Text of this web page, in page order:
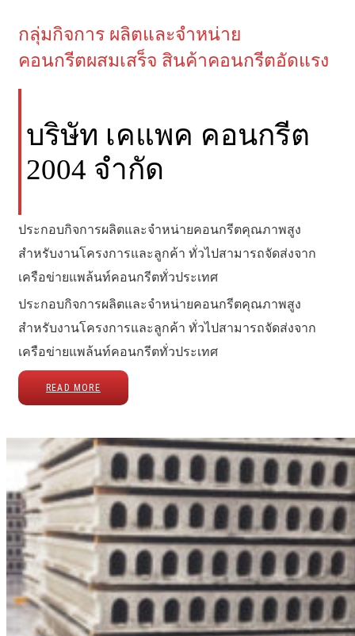
กลุ่มกิจการ ผลิตและจำหน่าย
คอนกรีตผสมเสร็จ สินค้าคอนกรีตอัดแรง
บริษัท เคแพค คอนกรีต
2004 จำกัด
ประกอบกิจการผลิตและจำหน่ายคอนกรีตคุณภาพสูง
สำหรับงานโครงการและลูกค้า ทั่วไปสามารถจัดส่งจาก
เครือข่ายแพล้นท์คอนกรีตทั่วประเทศ
ประกอบกิจการผลิตและจำหน่ายคอนกรีตคุณภาพสูง
สำหรับงานโครงการและลูกค้า ทั่วไปสามารถจัดส่งจาก
เครือข่ายแพล้นท์คอนกรีตทั่วประเทศ
READ MORE